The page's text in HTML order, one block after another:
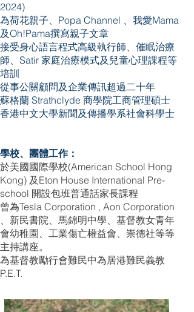
2024)
為荷花親子、Popa Channel 、我愛Mama
及Oh!Pama撰寫親子文章
接受身心語言程式高級執行師、催眠治療
師、Satir 家庭治療模式及兒童心理課程等
培訓
從事公關顧問及企業傳訊超過二十年
蘇格蘭 Strathclyde 商學院工商管理碩士
香港中文大學新聞及傳播學系社會科學士
學校、團體工作：
於美國國際學校(American School Hong
Kong) 及Eton House International Pre-
school 開設包班普通話家長課程
曾為Tesla Corporation , Aon Corporation
、新民書院、馬錦明中學、基督教女青年
會幼稚園、工業傷亡權益會、崇德社等等
主持講座。
為基督教勵行會難民中為居港難民義教
P.E.T. ​